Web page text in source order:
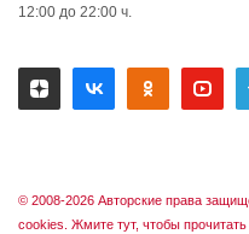
12:00 до 22:00 ч.
© 2008-2026 Авторские права
cookies. Жмите тут, чтобы